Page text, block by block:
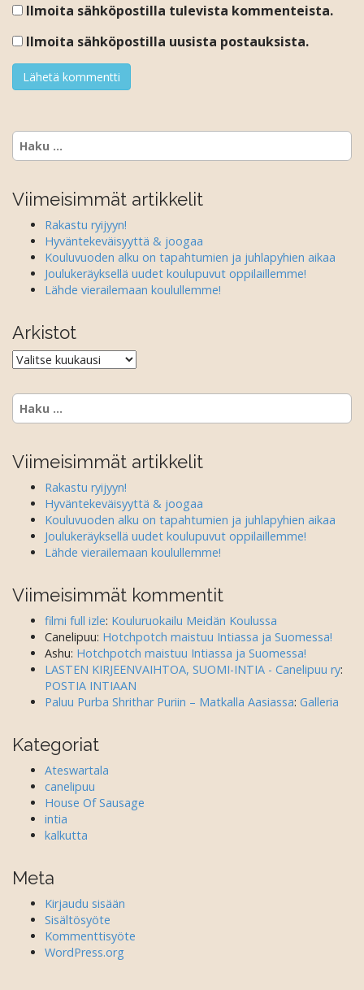
Ilmoita sähköpostilla tulevista kommenteista.
Ilmoita sähköpostilla uusista postauksista.
Haku:
Viimeisimmät artikkelit
Rakastu ryijyyn!
Hyväntekeväisyyttä & joogaa
Kouluvuoden alku on tapahtumien ja juhlapyhien aikaa
Joulukeräyksellä uudet koulupuvut oppilaillemme!
Lähde vierailemaan koulullemme!
Arkistot
Arkistot
Haku:
Viimeisimmät artikkelit
Rakastu ryijyyn!
Hyväntekeväisyyttä & joogaa
Kouluvuoden alku on tapahtumien ja juhlapyhien aikaa
Joulukeräyksellä uudet koulupuvut oppilaillemme!
Lähde vierailemaan koulullemme!
Viimeisimmät kommentit
filmi full izle: Kouluruokailu Meidän Koulussa
Canelipuu: Hotchpotch maistuu Intiassa ja Suomessa!
Ashu: Hotchpotch maistuu Intiassa ja Suomessa!
LASTEN KIRJEENVAIHTOA, SUOMI-INTIA - Canelipuu ry:
POSTIA INTIAAN
Paluu Purba Shrithar Puriin – Matkalla Aasiassa: Galleria
Kategoriat
Ateswartala
canelipuu
House Of Sausage
intia
kalkutta
Meta
Kirjaudu sisään
Sisältösyöte
Kommenttisyöte
WordPress.org